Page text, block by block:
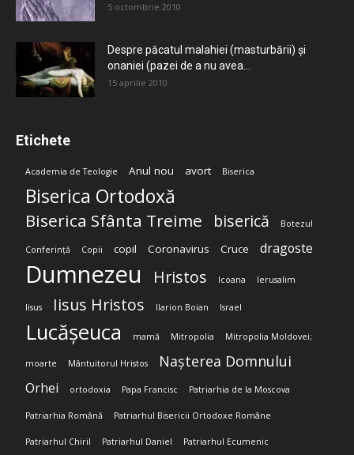
5 octombrie 2010
Despre păcatul malahiei (masturbării) şi
onaniei (pazei de a nu avea...
15 aprilie 2010
Etichete
Academia de Teologie Anul nou avort Biserica
Biserica Ortodoxă
Biserica Sfânta Treime biserică Botezul
Conferință Copii copil Coronavirus Cruce dragoste
Dumnezeu Hristos Icoana Ierusalim
Iisus Iisus Hristos Ilarion Boian Israel
Lucășeuca mamă Mitropolia Mitropolia Moldovei;
moarte Mântuitorul Hristos Nașterea Domnului
Orhei ortodoxia Papa Francisc Patriarhia de la Moscova
Patriarhia Română Patriarhul Bisericii Ortodoxe Române
Patriarhul Chiril Patriarhul Daniel Patriarhul Ecumenic